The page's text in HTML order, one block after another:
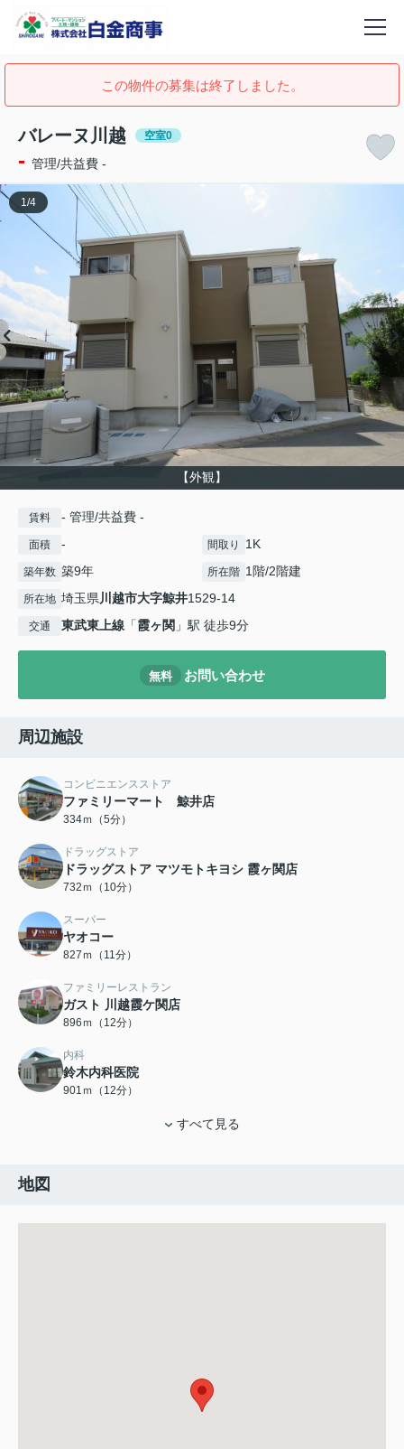
この物件の募集は終了しました。
バレーヌ川越 空室0
- 管理/共益費 -
【外観】
1 /4
賃料 - 管理/共益費 -
面積 - 間取り 1K
築年数 築9年 所在階 1階/2階建
所在地 埼玉県川越市大字鯨井1529-14
交通 東武東上線 「霞ヶ関 」駅 徒歩9分
無料 お問い合わせ
周辺施設
コンビニエンスストア
ファミリーマート 鯨井店
334ｍ（5分）
ドラッグストア
ドラッグストア マツモトキヨシ 霞ヶ関店
732ｍ（10分）
スーパー
ヤオコー
827ｍ（11分）
ファミリーレストラン
ガスト 川越霞ケ関店
896ｍ（12分）
内科
鈴木内科医院
901ｍ（12分）
すべて見る
地図